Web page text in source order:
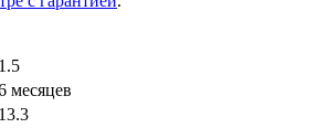
1.5
месяцев
13.3